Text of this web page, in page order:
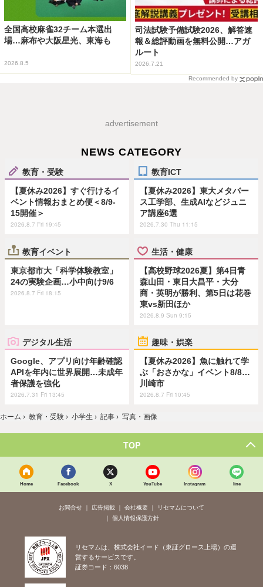
全国高校麻雀32チーム本選出
場…麻布や大阪星光、東海も
2026.8.5
司法試験予備試験2026、解答速
報＆総評動画を無料公開…アガ
ルート
2026.7.21
Recommended by
advertisement
NEWS CATEGORY
教育・受験
【夏休み2026】すぐ行けるイ
ベント情報おまとめ便＜8/9-
15開催＞
2026.8.7 Fri 19:45
教育ICT
【夏休み2026】東大メタバー
ス工学部、生成AIなどジュニ
ア講座6選
2026.7.30 Thu 11:15
教育イベント
東京都市大「科学体験教室」
24の実験企画…小中向け9/6
2026.8.7 Fri 18:15
生活・健康
【高校野球2026夏】第4日青
森山田・東日大昌平・大分
商・英明が勝利、第5日は花巻
東vs新田ほか
2026.8.9 Sun 9:15
デジタル生活
Google、アプリ向け年齢確認
APIを年内に世界展開…未成年
者保護を強化
2026.7.31 Fri 13:45
趣味・娯楽
【夏休み2026】魚に触れて学
ぶ「おさかな」イベント8/8…
川崎市
2026.8.7 Fri 10:45
ホーム › 教育・受験 › 小学生 › 記事 › 写真・画像
TOP
Home Facebook X YouTube Instagram line
お問合せ 広告掲載 会社概要
リセマムについて
個人情報保護方針
リセマムは、株式会社イード（東証グロース上場）の運
営するサービスです。
証券コード：6038